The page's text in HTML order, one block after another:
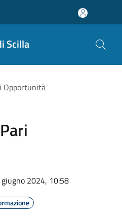
Scilla
Opportunità
giugno 2024, 10:58